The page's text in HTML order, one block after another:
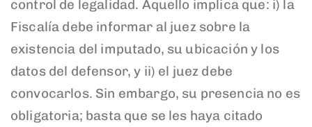
control de legalidad. Aquello implica que: i) la
Fiscalía debe informar al juez sobre la
existencia del imputado, su ubicación y los
datos del defensor, y ii) el juez debe
convocarlos. Sin embargo, su presencia no es
obligatoria; basta que se les haya citado